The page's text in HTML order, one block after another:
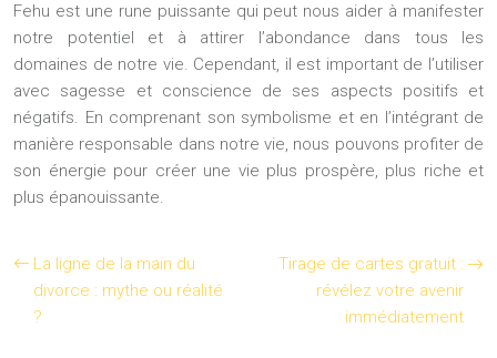
Fehu est une rune puissante qui peut nous aider à manifester
notre potentiel et à attirer l’abondance dans tous les
domaines de notre vie. Cependant, il est important de l’utiliser
avec sagesse et conscience de ses aspects positifs et
négatifs. En comprenant son symbolisme et en l’intégrant de
manière responsable dans notre vie, nous pouvons profiter de
son énergie pour créer une vie plus prospère, plus riche et
plus épanouissante.
La ligne de la main du
divorce : mythe ou réalité
?
Tirage de cartes gratuit :
révélez votre avenir
immédiatement